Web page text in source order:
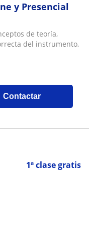
y Presencial
de teoría,
del instrumento,
Contactar
1ª clase gratis